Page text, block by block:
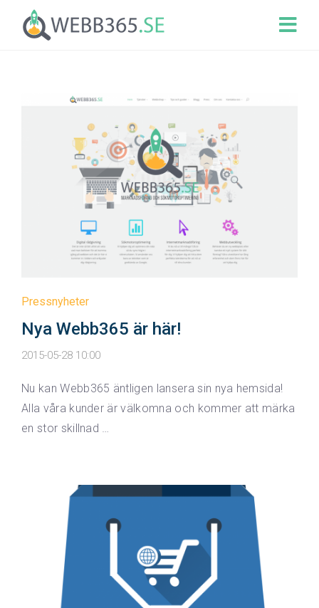
Pressnyheter
Nya Webb365 är här!
2015-05-28 10:00
Nu kan Webb365 äntligen lansera sin nya hemsida!
Alla våra kunder är välkomna och kommer att märka
en stor skillnad …